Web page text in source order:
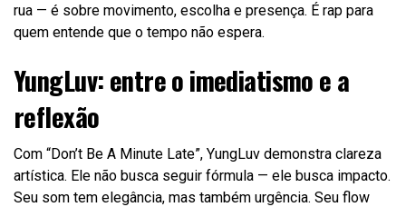
rua — é sobre movimento, escolha e presença. É rap para
quem entende que o tempo não espera.
YungLuv: entre o imediatismo e a
reflexão
Com “Don’t Be A Minute Late”, YungLuv demonstra clareza
artística. Ele não busca seguir fórmula — ele busca impacto.
Seu som tem elegância, mas também urgência. Seu flow